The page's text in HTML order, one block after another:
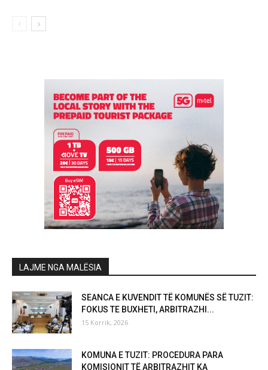
LAJME NGA MALËSIA
SEANCA E KUVENDIT TË KOMUNËS SË TUZIT:
FOKUS TE BUXHETI, ARBITRAZHI...
15 Korrik, 2026
KOMUNA E TUZIT: PROCEDURA PARA
KOMISIONIT TË ARBITRAZHIT KA